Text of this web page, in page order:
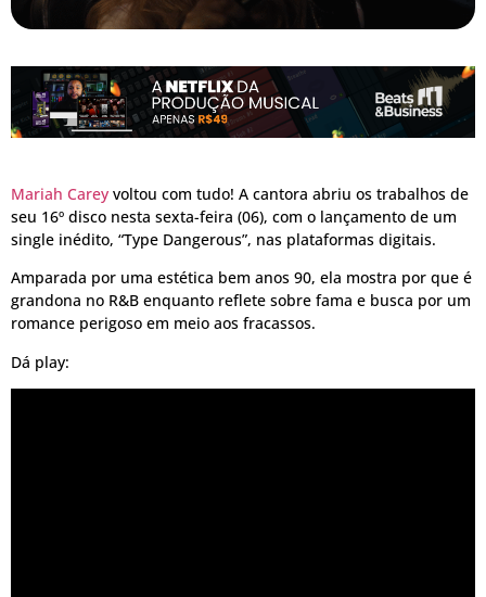
Mariah Carey voltou com tudo! A cantora abriu os trabalhos de
seu 16º disco nesta sexta-feira (06), com o lançamento de um
single inédito, “Type Dangerous”, nas plataformas digitais.
Amparada por uma estética bem anos 90, ela mostra por que é
grandona no R&B enquanto reflete sobre fama e busca por um
romance perigoso em meio aos fracassos.
Dá play: